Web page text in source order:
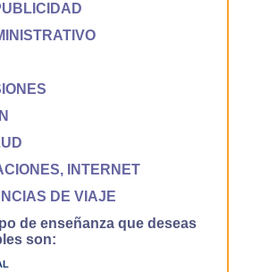
INTERNET
DE VIAJE
de enseñanza que deseas
son: